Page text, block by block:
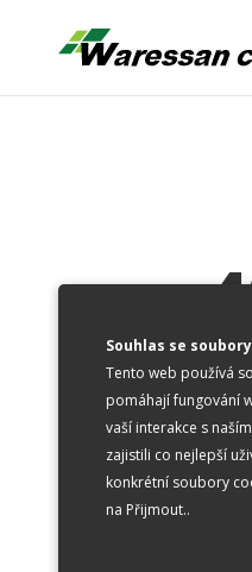
Souhlas se
Tento web používá
pomáhají fungování
vaší interakce s
zajistili co nejlepší
konkrétní soubory
na Přijmout..
Zpět na